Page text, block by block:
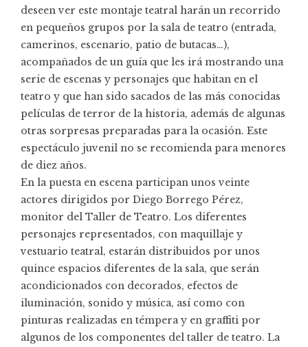
deseen ver este montaje teatral harán un recorrido
en pequeños grupos por la sala de teatro (entrada,
camerinos, escenario, patio de butacas…),
acompañados de un guía que les irá mostrando una
serie de escenas y personajes que habitan en el
teatro y que han sido sacados de las más conocidas
películas de terror de la historia, además de algunas
otras sorpresas preparadas para la ocasión. Este
espectáculo juvenil no se recomienda para menores
de diez años.
En la puesta en escena participan unos veinte
actores dirigidos por Diego Borrego Pérez,
monitor del Taller de Teatro. Los diferentes
personajes representados, con maquillaje y
vestuario teatral, estarán distribuidos por unos
quince espacios diferentes de la sala, que serán
acondicionados con decorados, efectos de
iluminación, sonido y música, así como con
pinturas realizadas en témpera y en graffiti por
algunos de los componentes del taller de teatro. La